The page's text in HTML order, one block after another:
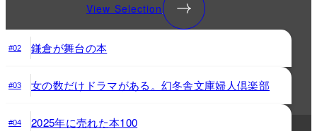
View Selection
#02 鎌倉が舞台の本
#03 女の数だけドラマがある。幻冬舎文庫婦人倶楽部
#04 2025年に売れた本100